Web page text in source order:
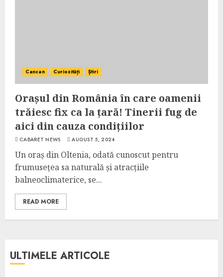
Cancan Curiozități Știri
Orașul din România în care oamenii
trăiesc fix ca la țară! Tinerii fug de
aici din cauza condițiilor
CABARET NEWS AUGUST 5, 2024
Un oraș din Oltenia, odată cunoscut pentru
frumusețea sa naturală și atracțiile
balneoclimaterice, se...
READ MORE
ULTIMELE ARTICOLE